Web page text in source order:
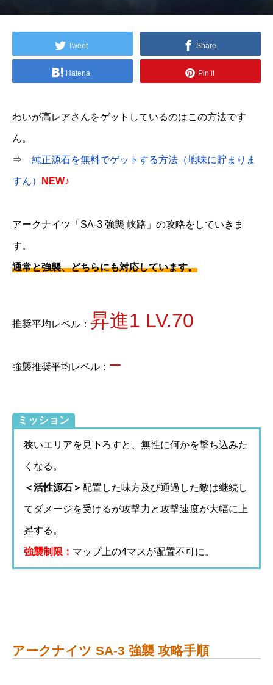
Tweet Share
Hatena Pin it
わいが高レアさんをゲットしているのはこの方法です
ん。
⇒ 純正源石を無料でゲットする方法（地味に貯まりま
すん） NEW♪
アークナイツ「SA-3 強襲 峡路」の攻略をしていきま
す。
通常と強襲、どちらにも対応しています。
推奨平均レベル： 昇進1 LV.70
強襲推奨平均レベル： –
ミッション
狭いエリアを見下ろすと、無性に何かを撃ち込みた
くなる。
＜活性源石＞配置した味方及び通過した敵は継続し
てダメージを受けるが攻撃力と攻撃速度が大幅に上
昇する。
強襲制限： マップ上の4マスが配置不可に。
アークナイツ SA-3 強襲 攻略手順